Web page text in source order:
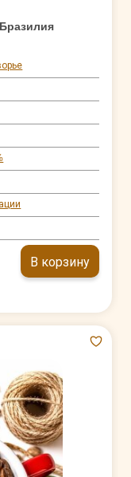
В корзину